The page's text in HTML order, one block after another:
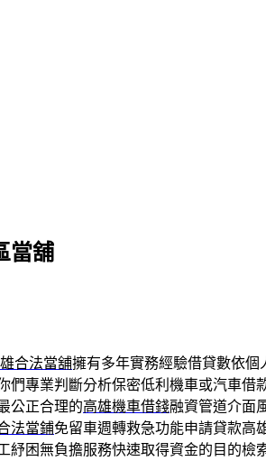
當舖
合法當舖擁有多年實務經驗借貸數依
們專業判斷分析保密低利機車或汽車借
公正合理的高雄機車借錢融資管道介面
法當鋪免留車週轉救急功能申請貸款高
紓困無負擔服務快速取得資金的目的檢